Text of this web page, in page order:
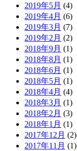
2019年5月 (4)
2019年4月 (6)
2019年3月 (7)
2019年2月 (2)
2018年9月 (1)
2018年8月 (1)
2018年6月 (1)
2018年5月 (1)
2018年4月 (4)
2018年3月 (1)
2018年2月 (3)
2018年1月 (1)
2017年12月 (2)
2017年11月 (1)